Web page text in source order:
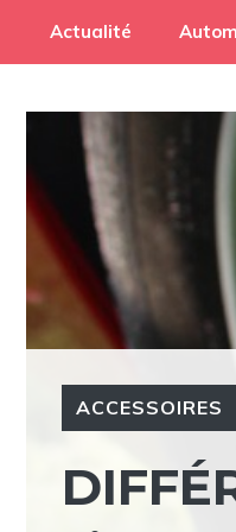
Actualité
ACCESSOIRES